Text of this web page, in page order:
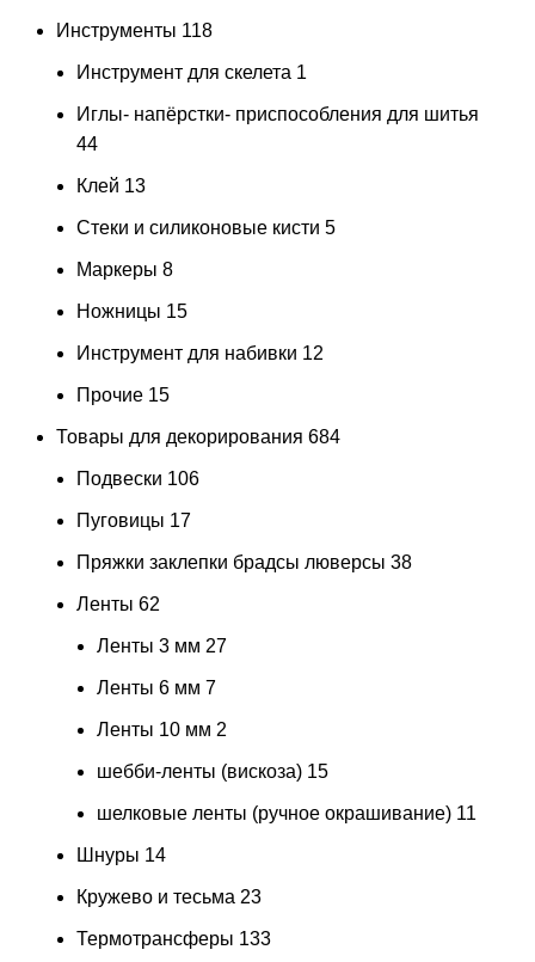
Инструменты 118
Инструмент для скелета 1
Иглы- напёрстки- приспособления для шитья
44
Клей 13
Стеки и силиконовые кисти 5
Маркеры 8
Ножницы 15
Инструмент для набивки 12
Прочие 15
Товары для декорирования 684
Подвески 106
Пуговицы 17
Пряжки заклепки брадсы люверсы 38
Ленты 62
Ленты 3 мм 27
Ленты 6 мм 7
Ленты 10 мм 2
шебби-ленты (вискоза) 15
шелковые ленты (ручное окрашивание) 11
Шнуры 14
Кружево и тесьма 23
Термотрансферы 133